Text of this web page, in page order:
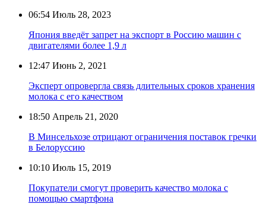
06:54 Июль 28, 2023
Япония введёт запрет на экспорт в Россию машин с
двигателями более 1,9 л
12:47 Июнь 2, 2021
Эксперт опровергла связь длительных сроков хранения
молока с его качеством
18:50 Апрель 21, 2020
В Минсельхозе отрицают ограничения поставок гречки
в Белоруссию
10:10 Июль 15, 2019
Покупатели смогут проверить качество молока с
помощью смартфона